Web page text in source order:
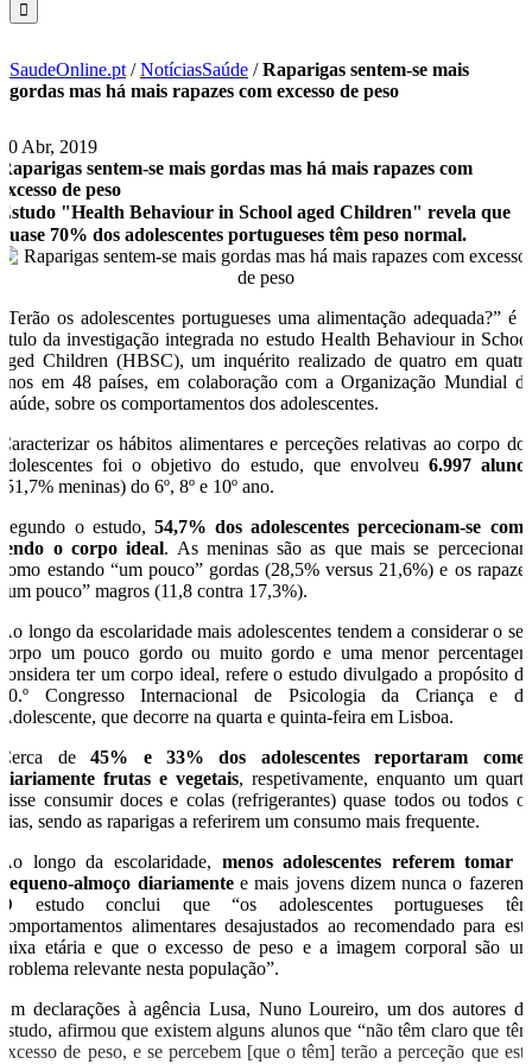
SaudeOnline.pt /NotíciasSaúde /Raparigas sentem-se mais
gordas mas há mais rapazes com excesso de peso
10 Abr, 2019
Raparigas sentem-se mais gordas mas há mais rapazes com
excesso de peso
Estudo "Health Behaviour in School aged Children" revela que
quase 70% dos adolescentes portugueses têm peso normal.
“Terão os adolescentes portugueses uma alimentação adequada?” é o
título da investigação integrada no estudo Health Behaviour in School
aged Children (HBSC), um inquérito realizado de quatro em quatro
anos em 48 países, em colaboração com a Organização Mundial de
Saúde, sobre os comportamentos dos adolescentes.
Caracterizar os hábitos alimentares e perceções relativas ao corpo dos
adolescentes foi o objetivo do estudo, que envolveu 6.997 alunos
(51,7% meninas) do 6º, 8º e 10º ano.
Segundo o estudo, 54,7% dos adolescentes percecionam-se como
tendo o corpo ideal. As meninas são as que mais se percecionam
como estando “um pouco” gordas (28,5% versus 21,6%) e os rapazes
“um pouco” magros (11,8 contra 17,3%).
Ao longo da escolaridade mais adolescentes tendem a considerar o seu
corpo um pouco gordo ou muito gordo e uma menor percentagem
considera ter um corpo ideal, refere o estudo divulgado a propósito do
10.º Congresso Internacional de Psicologia da Criança e do
Adolescente, que decorre na quarta e quinta-feira em Lisboa.
Cerca de45% e 33% dos adolescentes reportaram comer
diariamente frutas e vegetais, respetivamente, enquanto um quarto
disse consumir doces e colas (refrigerantes) quase todos ou todos os
dias, sendo as raparigas a referirem um consumo mais frequente.
Ao longo da escolaridade, menos adolescentes referem tomar o
pequeno-almoço diariamentee mais jovens dizem nunca o fazerem.
O estudo conclui que “os adolescentes portugueses têm
comportamentos alimentares desajustados ao recomendado para esta
faixa etária e que o excesso de peso e a imagem corporal são um
problema relevante nesta população”.
Em declarações à agência Lusa, Nuno Loureiro, um dos autores do
estudo, afirmou que existem alguns alunos que “não têm claro que têm
excesso de peso, e se percebem [que o têm] terão a perceção que está